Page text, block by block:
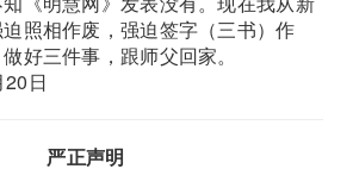
照相作废，强迫签字（三书）作
好三件事，跟师父回家。
日
严正声明